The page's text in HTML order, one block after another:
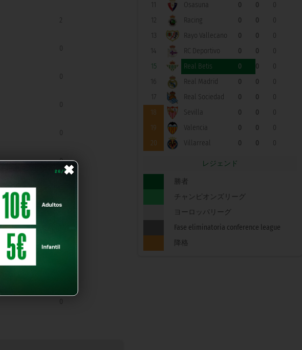
×
11
Osasuna 0 0
0
12
Racing 0 0
0
13
Rayo Vallecano 0 0
0
14
RC Deportivo 0 0
0
15
Real Betis 0 0
0
16
Real Madrid 0 0
0
17
Real Sociedad 0 0
0
18
Sevilla 0 0
0
19
Valencia 0 0
0
20
Villarreal 0 0 0
レジェンド
勝者
チャンピオンズリーグ
ヨーロッパリーグ
Fase eliminatoria conference league
降格
2
0
0
0
0
0
0
0